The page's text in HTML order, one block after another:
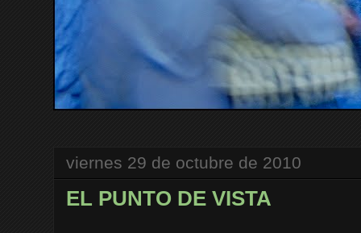
viernes 29 de octubre de 2010
EL PUNTO DE VISTA